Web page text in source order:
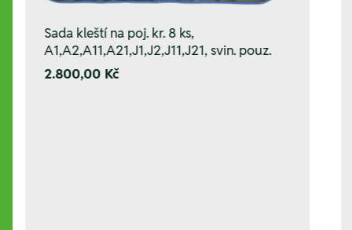
Sada kleští na poj. kr. 8 ks,
A1,A2,A11,A21,J1,J2,J11,J21, svin. pouz.
2.800,00 Kč